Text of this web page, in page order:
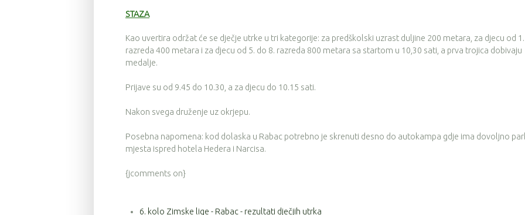
STAZA
Kao uvertira održat će se dječje utrke u tri kategorije: za predškolski uzrast duljine 200 metara, za djecu od 1.
razreda 400 metara i za djecu od 5. do 8. razreda 800 metara sa startom u 10,30 sati, a prva trojica dobivaju
medalje.
Prijave su od 9.45 do 10.30, a za djecu do 10.15 sati.
Nakon svega druženje uz okrjepu.
Posebna napomena: kod dolaska u Rabac potrebno je skrenuti desno do autokampa gdje ima dovoljno
mjesta ispred hotela Hedera i Narcisa.
{jcomments on}
6. kolo Zimske lige - Rabac - rezultati dječjih utrka